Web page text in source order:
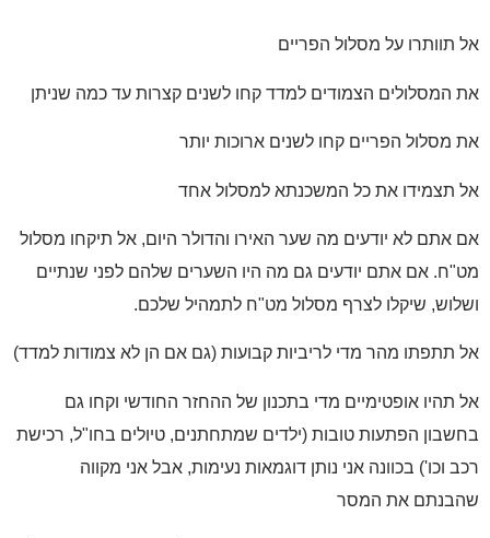
על מסלול הפריים
הצמודים למדד קחו לשנים קצרות עד כמה שניתן
הפריים קחו לשנים ארוכות יותר
את כל המשכנתא למסלול אחד
לא יודעים מה שער האירו והדולר היום, אל תיקחו מסלול
אם אתם יודעים גם מה היו השערים שלהם לפני שנתיים
שיקלו לצרף מסלול מט"ח לתמהיל שלכם.
מהר מדי לריביות קבועות (גם אם הן לא צמודות למדד)
אופטימיים מדי בתכנון של ההחזר החודשי וקחו גם
הפתעות טובות (ילדים שמתחתנים, טיולים בחו"ל, רכישת
וכו') בכוונה אני נותן דוגמאות נעימות, אבל אני מקווה
את המסר